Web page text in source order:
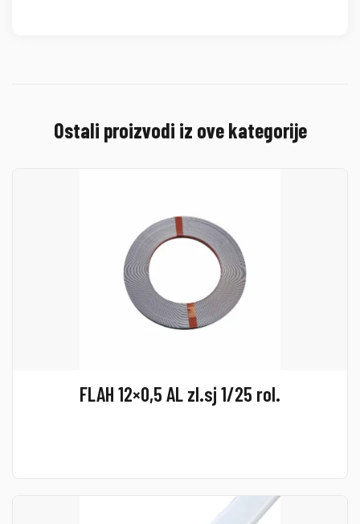
Ostali proizvodi iz ove kategorije
FLAH 12×0,5 AL zl.sj 1/25 rol.